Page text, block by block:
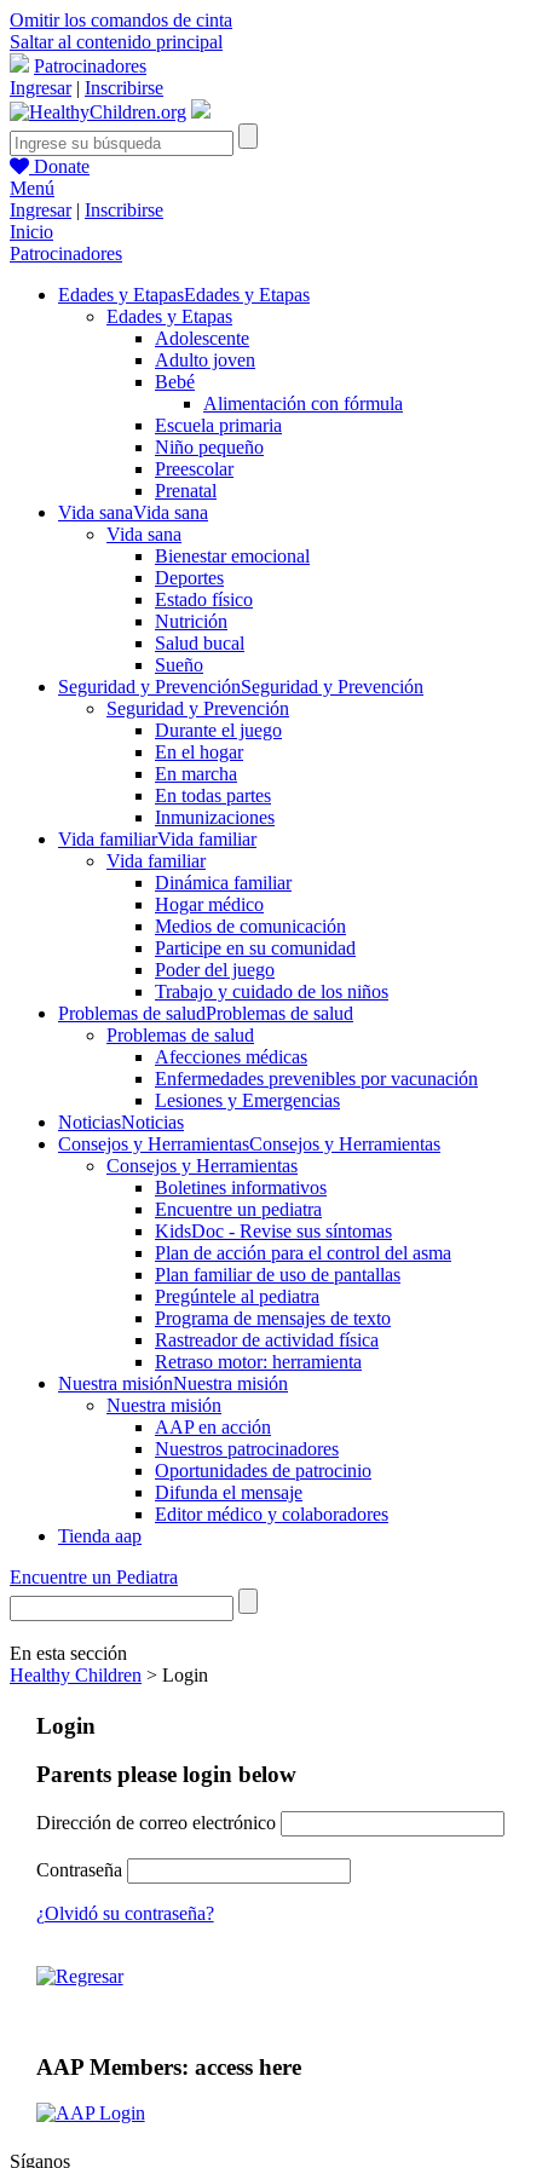
Omitir los comandos de cinta
Saltar al contenido principal
Patrocinadores
Ingresar| Inscribirse
Donate
Menú
Ingresar| Inscribirse
Inicio
Patrocinadores
Edades y EtapasEdades y Etapas
Edades y Etapas
Adolescente
Adulto joven
Bebé
Alimentación con fórmula
Escuela primaria
Niño pequeño
Preescolar
Prenatal
Vida sanaVida sana
Vida sana
Bienestar emocional
Deportes
Estado físico
Nutrición
Salud bucal
Sueño
Seguridad y PrevenciónSeguridad y Prevención
Seguridad y Prevención
Durante el juego
En el hogar
En marcha
En todas partes
Inmunizaciones
Vida familiarVida familiar
Vida familiar
Dinámica familiar
Hogar médico
Medios de comunicación
Participe en su comunidad
Poder del juego
Trabajo y cuidado de los niños
Problemas de saludProblemas de salud
Problemas de salud
Afecciones médicas
Enfermedades prevenibles por vacunación
Lesiones y Emergencias
NoticiasNoticias
Consejos y HerramientasConsejos y Herramientas
Consejos y Herramientas
Boletines informativos
Encuentre un pediatra
KidsDoc - Revise sus síntomas
Plan de acción para el control del asma
Plan familiar de uso de pantallas
Pregúntele al pediatra
Programa de mensajes de texto
Rastre​​ador de activida​d física
Retraso motor: herramienta
Nuestra misiónNuestra misión
Nuestra misión
AAP en acción
Nuestros patrocinadores
Oportunidades de patrocinio
Difunda el mensaje
Editor médico y colaboradores
Tienda aap
Encuentre un Pediatra
En esta sección
Healthy Children > Login
Login
Parents please login below
Dirección de correo electrónico
Contraseña
¿Olvidó su contraseña?
AAP Members: access here
Síganos